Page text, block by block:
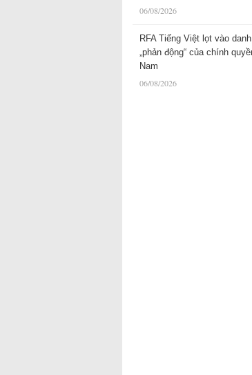
06/08/2026
RFA Tiếng Việt lọt vào
„phản động“ của chính
Nam
06/08/2026